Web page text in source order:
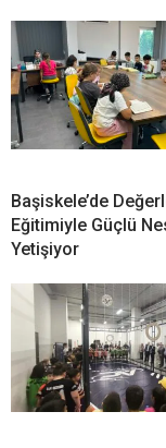
Başiskele’de
Eğitimiyle Güçlü
Yetişiyor